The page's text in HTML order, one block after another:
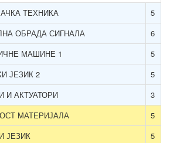
ТЕХНИКА
5
ОБРАДА СИГНАЛА
6
МАШИНЕ 1
5
ЈЕЗИК 2
5
И АКТУАТОРИ
3
МАТЕРИЈАЛА
5
ЈЕЗИК
5